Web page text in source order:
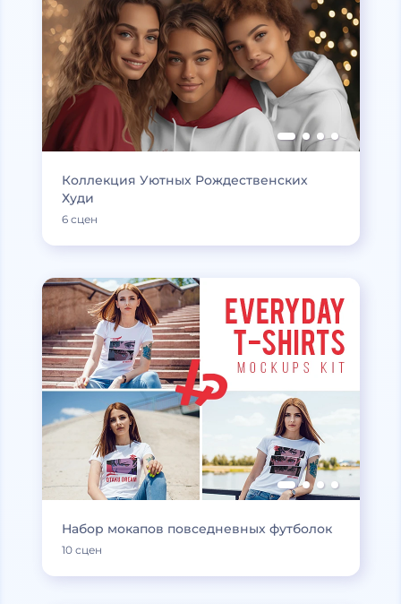
Коллекция Уютных Рождественских
Худи
6 сцен
Набор мокапов повседневных футболок
10 сцен